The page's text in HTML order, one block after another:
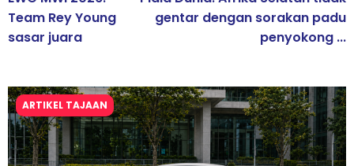
Team Rey Young
sasar juara
gentar dengan sorakan padu
penyokong ...
ARTIKEL TAJAAN